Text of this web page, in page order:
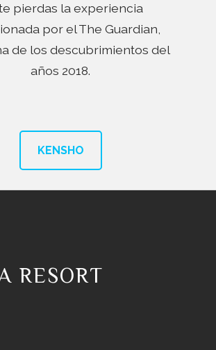
pierdas la experiencia
por el The Guardian,
de los descubrimientos del
años 2018.
KENSHO
RESORT